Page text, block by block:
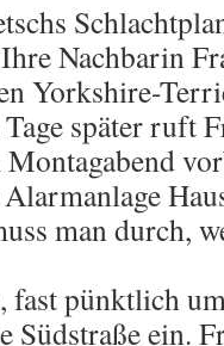
Nachbarin
Yorkshire-
später ruft
man durch,
pünktlich
ein.